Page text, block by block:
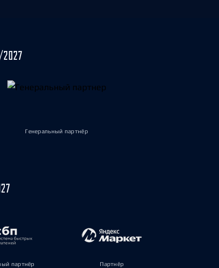
Генеральный партнёр
партнёр Партнёр